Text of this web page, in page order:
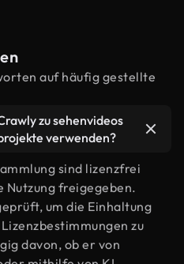
auf häufig gestellte
zu sehenvideos
verwenden?
sind lizenzfrei
Nutzung freigegeben.
um die Einhaltung
zu
davon, ob er von